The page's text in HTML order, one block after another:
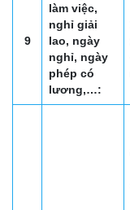
9
làm việc,
nghỉ giải
lao, ngày
nghỉ, ngày
phép có
lương,…: